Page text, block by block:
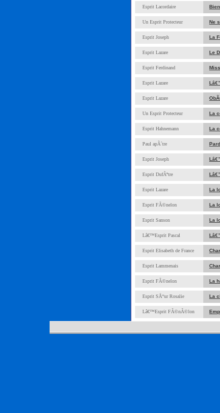
Esprit Lacordaire
Un Esprit Protecteur Ne
Esprit Joseph La
Esprit Lazare Le
Esprit Ferdinand
Esprit Lazare
Esprit Lazare
Un Esprit Protecteur La
Esprit Hahnemann La
Paul apÃ´tre
Esprit Joseph
Esprit DufÃªtre
Esprit Lazare La
Esprit FÃ©nelon La
Esprit Sanson La
Lâ€™Esprit Pascal
Esprit Elisabeth de France
Esprit Lammenais
Esprit FÃ©nelon La
Esprit SÅ“ur Rosalie La
Lâ€™Esprit FÃ©nÃ©lon